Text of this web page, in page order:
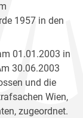
1957 in den
01.01.2003 in
30.06.2003
und die
Wien,
zugeordnet.